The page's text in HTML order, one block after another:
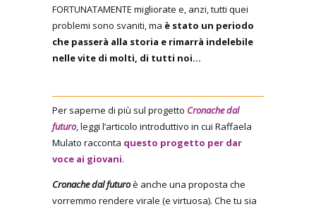
FORTUNATAMENTE migliorate e, anzi, tutti quei
problemi sono svaniti, ma è stato un periodo
che passerà alla storia e rimarrà indelebile
nelle vite di molti, di tutti noi…
Per saperne di più sul progetto Cronache dal
futuro, leggi l’articolo introduttivo in cui Raffaela
Mulato racconta questo progetto per dar
voce ai giovani.
Cronache dal futuroè anche una proposta che
vorremmo rendere virale (e virtuosa). Che tu sia